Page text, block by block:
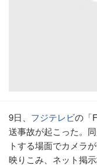
9日、 フジテレビの「
送事故が起こった。
トする場面でカメラ
映りこみ、ネット掲